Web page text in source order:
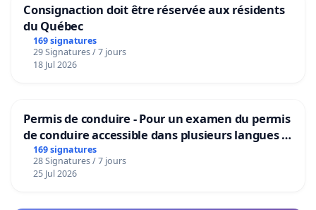
Consignaction doit être réservée aux résidents
du Québec
169 signatures
29 Signatures / 7 jours
18 Jul 2026
Permis de conduire - Pour un examen du permis
de conduire accessible dans plusieurs langues à
Bruxelles
169 signatures
28 Signatures / 7 jours
25 Jul 2026